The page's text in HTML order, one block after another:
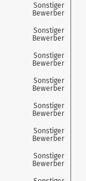
Sonstiger
Bewerber
Sonstiger
Bewerber
Sonstiger
Bewerber
Sonstiger
Bewerber
Sonstiger
Bewerber
Sonstiger
Bewerber
Sonstiger
Bewerber